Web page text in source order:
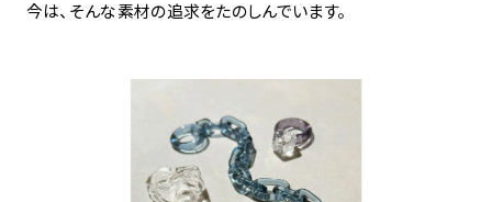
今は、そんな素材の追求をたのしんでいます。